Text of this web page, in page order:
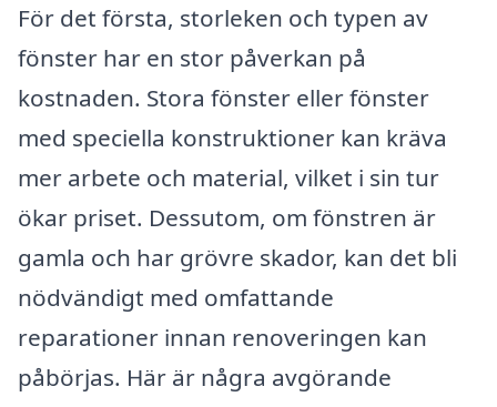
För det första, storleken och typen av
fönster har en stor påverkan på
kostnaden. Stora fönster eller fönster
med speciella konstruktioner kan kräva
mer arbete och material, vilket i sin tur
ökar priset. Dessutom, om fönstren är
gamla och har grövre skador, kan det bli
nödvändigt med omfattande
reparationer innan renoveringen kan
påbörjas. Här är några avgörande